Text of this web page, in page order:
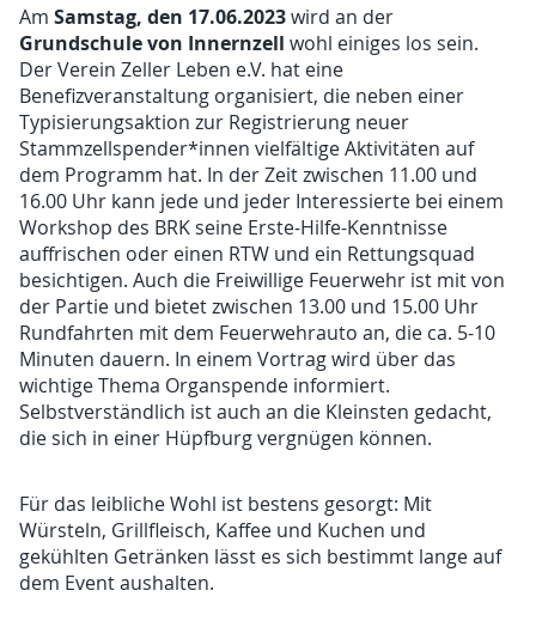
AmSamstag, den 17.06.2023wird an der
Grundschule von Innernzell wohl einiges los sein.
Der Verein Zeller Leben e.V. hat eine
Benefizveranstaltung organisiert, die neben einer
Typisierungsaktion zur Registrierung neuer
Stammzellspender*innen vielfältige Aktivitäten auf
dem Programm hat. In der Zeit zwischen 11.00 und
16.00 Uhr kann jede und jeder Interessierte bei einem
Workshop des BRK seine Erste-Hilfe-Kenntnisse
auffrischen oder einen RTW und ein Rettungsquad
besichtigen. Auch die Freiwillige Feuerwehr ist mit von
der Partie und bietet zwischen 13.00 und 15.00 Uhr
Rundfahrten mit dem Feuerwehrauto an, die ca. 5-10
Minuten dauern. In einem Vortrag wird über das
wichtige Thema Organspende informiert.
Selbstverständlich ist auch an die Kleinsten gedacht,
die sich in einer Hüpfburg vergnügen können.
Für das leibliche Wohl ist bestens gesorgt: Mit
Würsteln, Grillfleisch, Kaffee und Kuchen und
gekühlten Getränken lässt es sich bestimmt lange auf
dem Event aushalten.